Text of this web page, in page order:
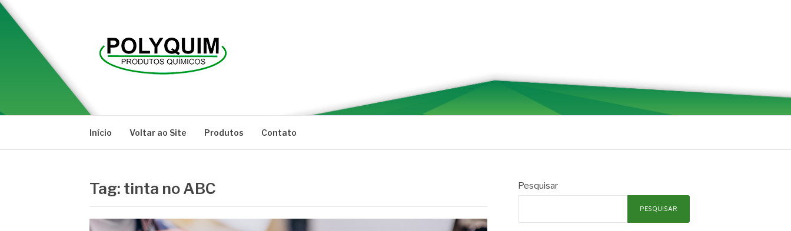
Pular
para
conteúdo
Início Voltar ao Site Produtos Contato
Tag: tinta no ABC Pesquisar
PESQUISAR